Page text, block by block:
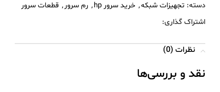
دسته: تجهیزات شبکه, خرید سرور hp , رم سرور, قطعات سرور
اشتراک گذاری:
نظرات (0)
نقد و بررسی‌ها